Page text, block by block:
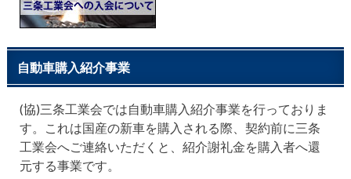
自動車購入紹介事業
(協)三条工業会では自動車購入紹介事業を行っておりま
す。これは国産の新車を購入される際、契約前に三条
工業会へご連絡いただくと、紹介謝礼金を購入者へ還
元する事業です。